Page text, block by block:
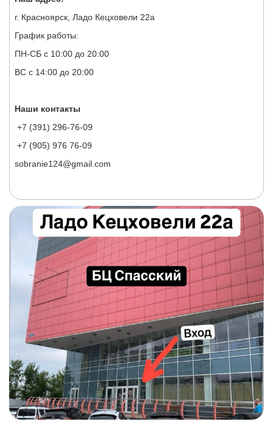
г. Красноярск, Ладо Кецховели 22а
График работы:
ПН-СБ с 10:00 до 20:00
ВС с 14:00 до 20:00
Наши контакты
+7 (391) 296-76-09
+7 (905) 976 76-09
sobranie124@gmail.com